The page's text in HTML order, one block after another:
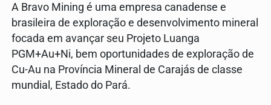
A Bravo Mining é uma empresa canadense e
brasileira de exploração e desenvolvimento mineral
focada em avançar seu Projeto Luanga
PGM+Au+Ni, bem oportunidades de exploração de
Cu-Au na Província Mineral de Carajás de classe
mundial, Estado do Pará.